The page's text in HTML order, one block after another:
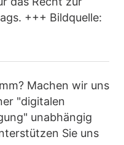
+++ Bildquelle:
Machen wir uns
"digitalen
unabhängig
Sie uns